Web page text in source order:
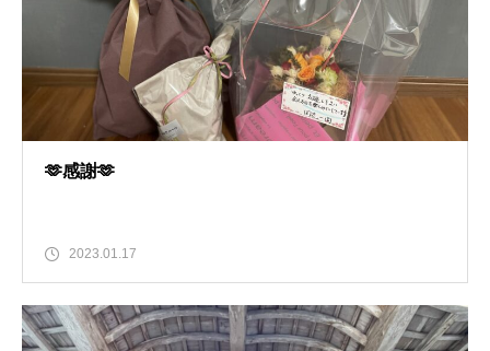
🫶感謝🫶
2023.01.17